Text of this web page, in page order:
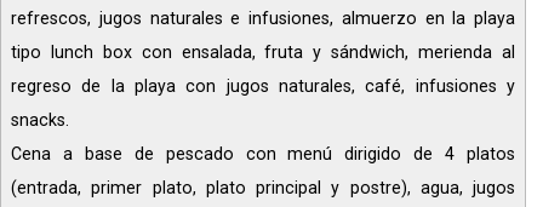
refrescos, jugos naturales e infusiones, almuerzo en la playa
tipo lunch box con ensalada, fruta y sándwich, merienda al
regreso de la playa con jugos naturales, café, infusiones y
snacks.
Cena a base de pescado con menú dirigido de 4 platos
(entrada, primer plato, plato principal y postre), agua, jugos